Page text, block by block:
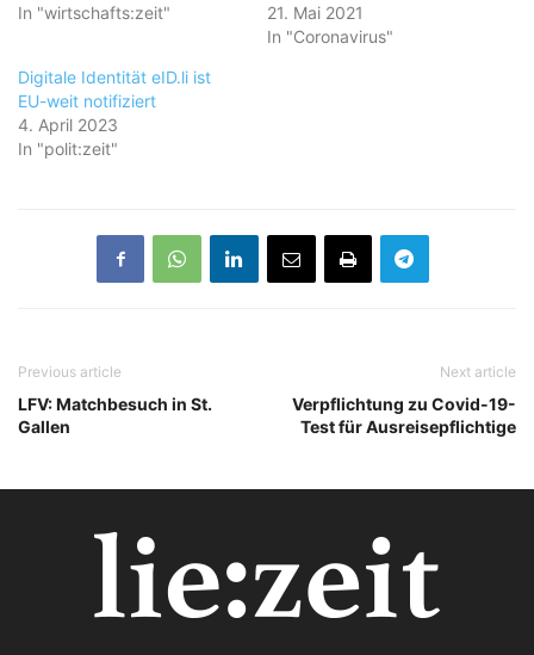
In "wirtschafts:zeit"
21. Mai 2021
In "Coronavirus"
Digitale Identität eID.li ist
EU-weit notifiziert
4. April 2023
In "polit:zeit"
Previous article
LFV: Matchbesuch in St.
Gallen
Next article
Verpflichtung zu Covid-19-
Test für Ausreisepflichtige